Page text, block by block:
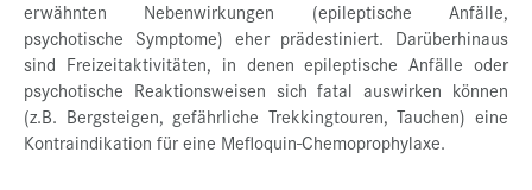
erwähnten Nebenwirkungen (epileptische Anfälle,
psychotische Symptome) eher prädestiniert. Darüberhinaus
sind Freizeitaktivitäten, in denen epileptische Anfälle oder
psychotische Reaktionsweisen sich fatal auswirken können
(z.B. Bergsteigen, gefährliche Trekkingtouren, Tauchen) eine
Kontraindikation für eine Mefloquin-Chemoprophylaxe.